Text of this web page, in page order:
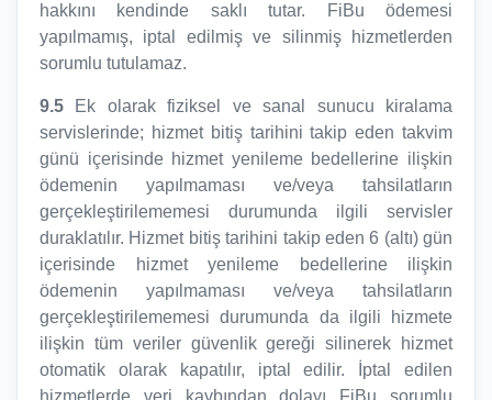
hakkını kendinde saklı tutar. FiBu ödemesi
yapılmamış, iptal edilmiş ve silinmiş hizmetlerden
sorumlu tutulamaz.
9.5 Ek olarak fiziksel ve sanal sunucu kiralama
servislerinde; hizmet bitiş tarihini takip eden takvim
günü içerisinde hizmet yenileme bedellerine ilişkin
ödemenin yapılmaması ve/veya tahsilatların
gerçekleştirilememesi durumunda ilgili servisler
duraklatılır. Hizmet bitiş tarihini takip eden 6 (altı) gün
içerisinde hizmet yenileme bedellerine ilişkin
ödemenin yapılmaması ve/veya tahsilatların
gerçekleştirilememesi durumunda da ilgili hizmete
ilişkin tüm veriler güvenlik gereği silinerek hizmet
otomatik olarak kapatılır, iptal edilir. İptal edilen
hizmetlerde veri kaybından dolayı FiBu sorumlu